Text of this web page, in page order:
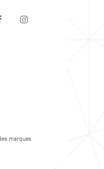
marques